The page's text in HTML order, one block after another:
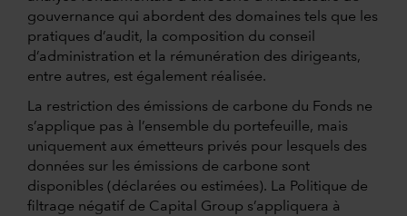
gouvernance qui abordent des domaines tels que les
pratiques d’audit, la composition du conseil
d’administration et la rémunération des dirigeants,
entre autres, est également réalisée.
La restriction des émissions de carbone du Fonds ne
s’applique pas à l’ensemble du portefeuille, mais
uniquement aux émetteurs privés pour lesquels des
données sur les émissions de carbone sont
disponibles (déclarées ou estimées). La Politique de
filtrage négatif de Capital Group s’appliquera à